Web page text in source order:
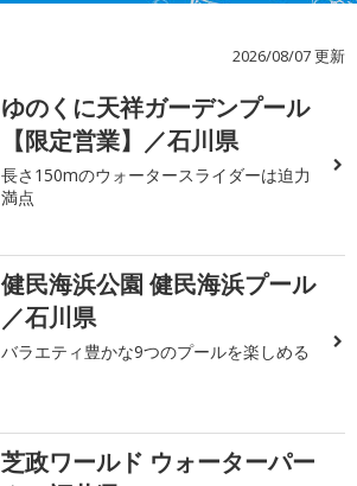
2026/08/07 更新
ゆのくに天祥ガーデンプール
【限定営業】／石川県
長さ150mのウォータースライダーは迫力
満点
健民海浜公園 健民海浜プール
／石川県
バラエティ豊かな9つのプールを楽しめる
芝政ワールド ウォーターパー